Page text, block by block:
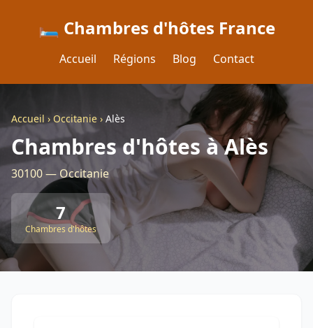
🛏️ Chambres d'hôtes France
Accueil Régions Blog Contact
Accueil › Occitanie › Alès
Chambres d'hôtes à Alès
30100 — Occitanie
7
Chambres d'hôtes